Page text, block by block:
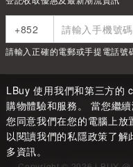
LBuy 使用我們和第三方的
購物體驗和服務。 當您繼
您同意我們在您的電腦上
以閱讀我們的私隱政策了
多資訊。
請輸入正確的電郵或手提電話號
根據香港法律，不得在業務過程
Under the law of Hong
supplied to a minor in the